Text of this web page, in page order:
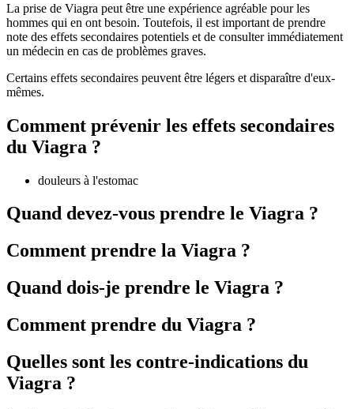
La prise de Viagra peut être une expérience agréable pour les
hommes qui en ont besoin. Toutefois, il est important de prendre
note des effets secondaires potentiels et de consulter immédiatement
un médecin en cas de problèmes graves.
Certains effets secondaires peuvent être légers et disparaître d'eux-
mêmes.
Comment prévenir les effets secondaires
du Viagra ?
douleurs à l'estomac
Quand devez-vous prendre le Viagra ?
Comment prendre la Viagra ?
Quand dois-je prendre le Viagra ?
Comment prendre du Viagra ?
Quelles sont les contre-indications du
Viagra ?